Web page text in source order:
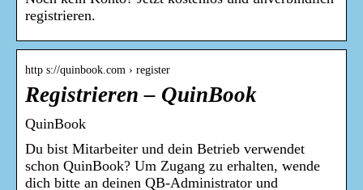
registrieren.
http s://quinbook.com › register
Registrieren – QuinBook
QuinBook
Du bist Mitarbeiter und dein Betrieb verwendet
schon QuinBook? Um Zugang zu erhalten, wende
dich bitte an deinen QB-Administrator und